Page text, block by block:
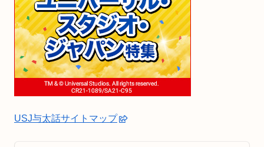
USJ与太話サイトマップ